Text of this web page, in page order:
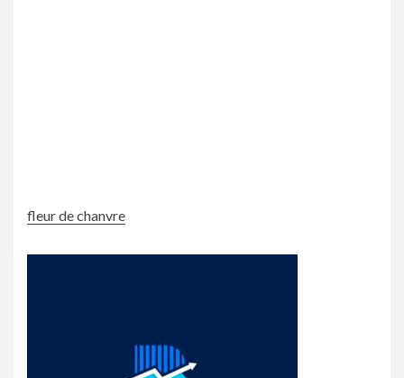
fleur de chanvre